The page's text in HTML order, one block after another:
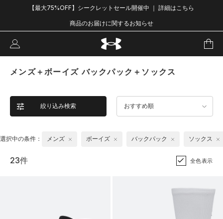
【最大75%OFF】シークレットセール開催中 ｜ 詳細はこちら
商品のお届けに関するお知らせ
メンズ＋ボーイズ バックパック＋ソックス
絞り込み検索 おすすめ順
選択中の条件： メンズ ボーイズ バックパック ソックス
23件 全色表示